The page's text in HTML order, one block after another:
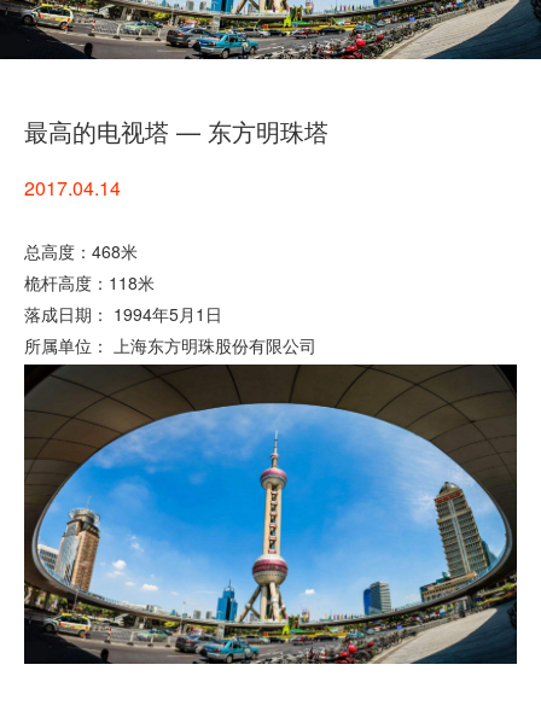
最高的电视塔 — 东方明珠塔
2017.04.14
总高度：468米
桅杆高度：118米
落成日期： 1994年5月1日
所属单位： 上海东方明珠股份有限公司